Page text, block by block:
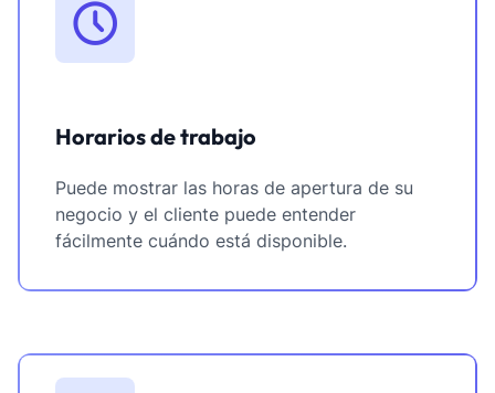
Horarios de trabajo
Puede mostrar las horas de apertura de su
negocio y el cliente puede entender
fácilmente cuándo está disponible.